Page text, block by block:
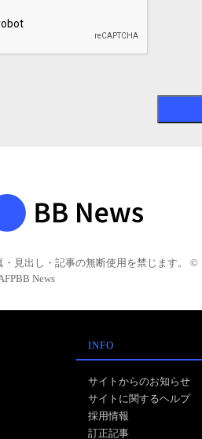
・見出し・記事の無断使用を禁じます。 ©
News
INFO
サイトからのお知らせ
サイトに関するヘルプ
採用情報
訂正記事